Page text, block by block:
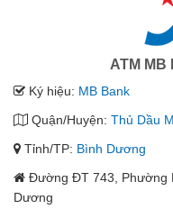
ATM MB
Ký hiệu: MB Bank
Quận/Huyện: Thủ Dầu
Tỉnh/TP: Bình Dương
Đường ĐT 743, Phường
Dương